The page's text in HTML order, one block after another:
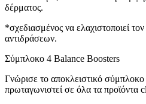
δέρματος.
*σχεδιασμένος να ελαχιστοποιεί
αντιδράσεων.
Σύμπλοκο 4 Balance Boosters
Γνώρισε το αποκλειστικό
πρωταγωνιστεί σε όλα τα προϊόντα